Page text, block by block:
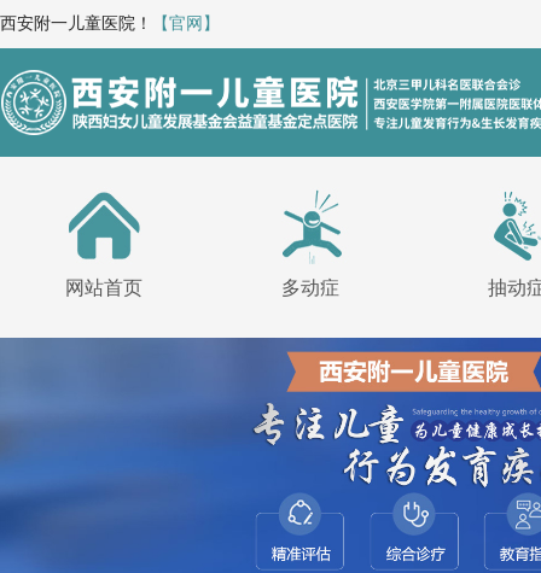
西安附一儿童医院！ 【官网】
网站首页 多动症 抽动